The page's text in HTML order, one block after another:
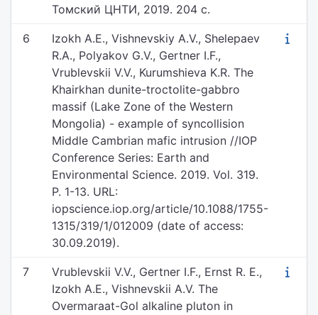
Томский ЦНТИ, 2019. 204 с.
6
Izokh A.E., Vishnevskiy A.V., Shelepaev
R.A., Polyakov G.V., Gertner I.F.,
Vrublevskii V.V., Kurumshieva K.R. The
Khairkhan dunite-troctolite-gabbro
massif (Lake Zone of the Western
Mongolia) - example of syncollision
Middle Cambrian mafic intrusion //IOP
Conference Series: Earth and
Environmental Science. 2019. Vol. 319.
P. 1-13. URL:
iopscience.iop.org/article/10.1088/1755-
1315/319/1/012009 (date of access:
30.09.2019).
7
Vrublevskii V.V., Gertner I.F., Ernst R. E.,
Izokh A.E., Vishnevskii A.V. The
Overmaraat-Gol alkaline pluton in